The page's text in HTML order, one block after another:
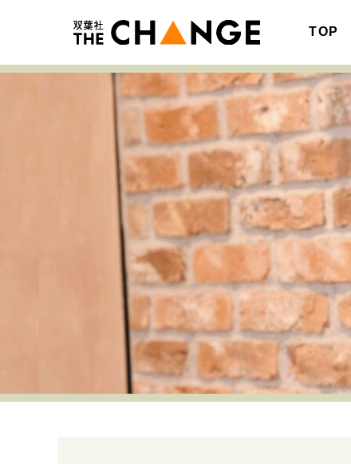
TOP
注目の記事テーマで探す
サイトの核・哲学
キャリア・働き方
経営・ビジネス